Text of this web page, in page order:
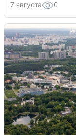
7 августа 0